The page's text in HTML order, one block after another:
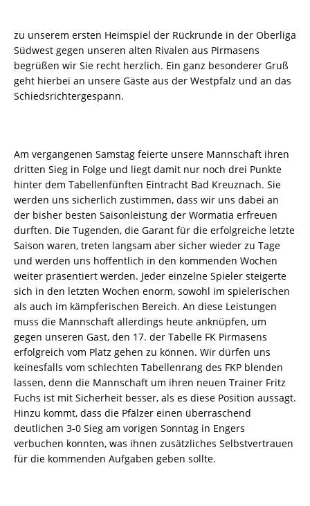
zu unserem ersten Heimspiel der Rückrunde in der Oberliga
Südwest gegen unseren alten Rivalen aus Pirmasens
begrüßen wir Sie recht herzlich. Ein ganz besonderer Gruß
geht hierbei an unsere Gäste aus der Westpfalz und an das
Schiedsrichtergespann.
Am vergangenen Samstag feierte unsere Mannschaft ihren
dritten Sieg in Folge und liegt damit nur noch drei Punkte
hinter dem Tabellenfünften Eintracht Bad Kreuznach. Sie
werden uns sicherlich zustimmen, dass wir uns dabei an
der bisher besten Saisonleistung der Wormatia erfreuen
durften. Die Tugenden, die Garant für die erfolgreiche letzte
Saison waren, treten langsam aber sicher wieder zu Tage
und werden uns hoffentlich in den kommenden Wochen
weiter präsentiert werden. Jeder einzelne Spieler steigerte
sich in den letzten Wochen enorm, sowohl im spielerischen
als auch im kämpferischen Bereich. An diese Leistungen
muss die Mannschaft allerdings heute anknüpfen, um
gegen unseren Gast, den 17. der Tabelle FK Pirmasens
erfolgreich vom Platz gehen zu können. Wir dürfen uns
keinesfalls vom schlechten Tabellenrang des FKP blenden
lassen, denn die Mannschaft um ihren neuen Trainer Fritz
Fuchs ist mit Sicherheit besser, als es diese Position aussagt.
Hinzu kommt, dass die Pfälzer einen überraschend
deutlichen 3-0 Sieg am vorigen Sonntag in Engers
verbuchen konnten, was ihnen zusätzliches Selbstvertrauen
für die kommenden Aufgaben geben sollte.